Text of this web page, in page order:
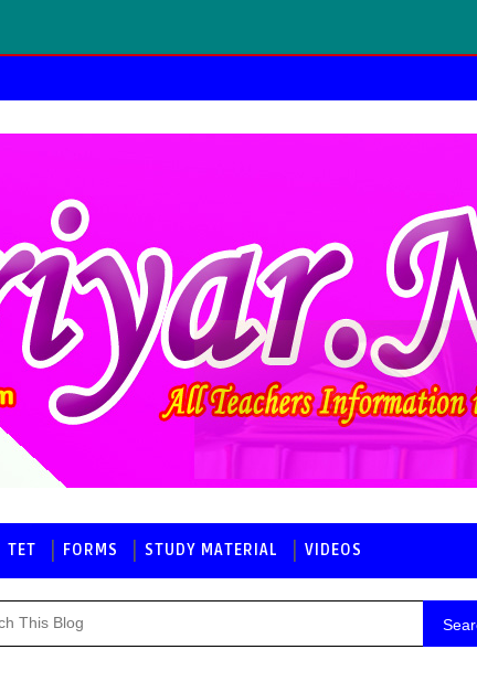
TET FORMS STUDY MATERIAL VIDEOS